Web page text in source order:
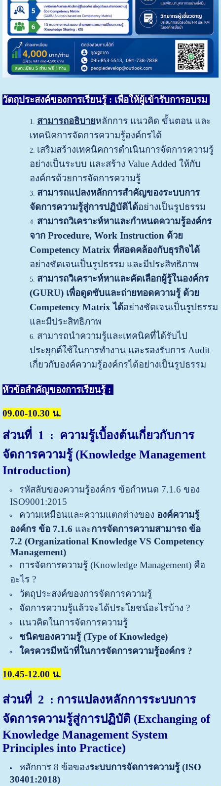
วัตถุประสงค์ของการเรียนรู้ : เพื่อให้ผู้เข้ารับการอบรม
สามารถอธิบายหลักการ แนวคิด ขั้นตอน และ
เทคนิคการจัดการความรู้องค์กรได้
เสริมสร้างเทคนิคการดำเนินการจัดการความรู้
อย่างเป็นระบบ และสร้าง Value Added ให้กับ
องค์กรด้วยการจัดการความรู้
สามารถแปลงหลักการสำคัญของระบบการ
จัดการความรู้สู่การปฏิบัติได้อย่างเป็นรูปธรรม
สามารถวิเคราะห์หาและกำหนดความรู้องค์กร
จาก Procedure, Work Instruction ด้วย
Competency Matrix ที่สอดคล้องกับธุรกิจได้
อย่างชัดเจนเป็นรูปธรรม และมีประสิทธิภาพ
สามารถวิเคราะห์หาและคัดเลือกผู้รู้ในองค์กร
(GURU)เพื่อดูดซับและถ่ายทอดความรู้ ด้วย
Competency Matrix ได้อย่างชัดเจนเป็นรูปธรรม
และมีประสิทธิภาพ
สามารถนำความรู้และเทคนิคที่ได้รับไป
ประยุกต์ใช้ในการทำงาน และรองรับการ Audit
เกี่ยวกับองค์ความรู้องค์กรได้อย่างเป็นรูปธรรม
หัวข้อสำคัญของการเรียนรู้ :
09.00-10.30 น.
ส่วนที่ 1 : ความรู้เบื้องต้นเกี่ยวกับการ
จัดการความรู้ (Knowledge Management
Introduction)
รหัสลับของความรู้องค์กร ข้อกำหนด 7.1.6 ของ
ISO9001:2015
ความเหมือนและความแตกต่างของ องค์ความรู้
องค์กร ข้อ 7.1.6 และการจัดการความสามารถ ข้อ
7.2 (Organizational Knowledge VS Competency
Management)
การจัดการความรู้ (Knowledge Management) คือ
อะไร ?
วัตถุประสงค์ของการจัดการความรู้
จัดการความรู้แล้วจะได้ประโยชน์อะไรบ้าง ?
แนวคิดในการจัดการความรู้
ชนิดของความรู้ (Type of Knowledge)
ใครควรมีหน้าที่ในการจัดการความรู้องค์กร ?
10.45-12.00 น.
ส่วนที่ 2 : การแปลงหลักการระบบการ
จัดการความรู้สู่การปฏิบัติ (Exchanging of
Knowledge Management System
Principles into Practice)
หลักการ 8 ข้อของระบบการจัดการความรู้ (ISO
30401:2018)